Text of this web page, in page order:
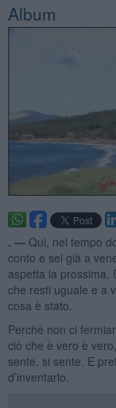
Album
. — Qui, nel tempo
conto e sei già a
aspetta la prossima.
che resti uguale e a
cosa è stato.
Perché non ci
ciò che è vero è
sente, si sente. E
d’inventarlo.